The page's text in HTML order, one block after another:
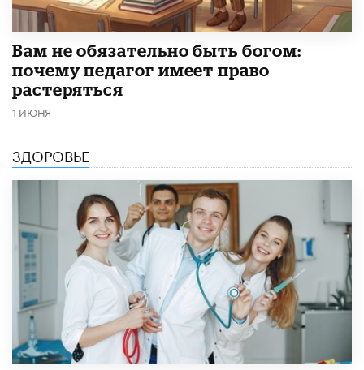
​Вам не обязательно быть богом:
почему педагог имеет право
растеряться
1 ИЮНЯ
ЗДОРОВЬЕ